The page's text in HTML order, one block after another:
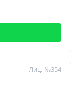
Лиц. №354